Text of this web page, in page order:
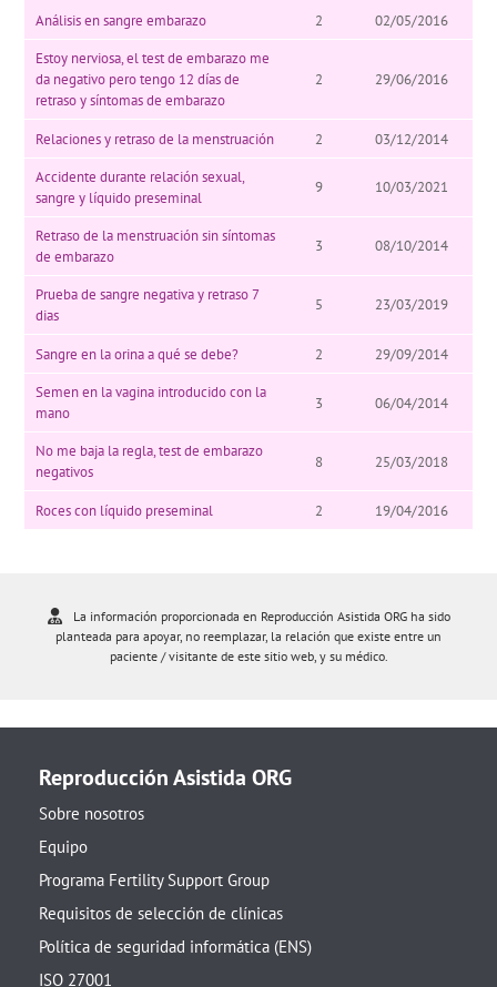
Análisis en sangre embarazo 2
02/05/2016
Estoy nerviosa, el test de embarazo me
da negativo pero tengo 12 días de
retraso y síntomas de embarazo
2 29/06/2016
Relaciones y retraso de la menstruación 2
03/12/2014
Accidente durante relación sexual,
sangre y líquido preseminal
9 10/03/2021
Retraso de la menstruación sin síntomas
de embarazo
3 08/10/2014
Prueba de sangre negativa y retraso 7
dias
5 23/03/2019
Sangre en la orina a qué se debe? 2
29/09/2014
Semen en la vagina introducido con la
mano
3 06/04/2014
No me baja la regla, test de embarazo
negativos
8 25/03/2018
Roces con líquido preseminal 2 19/04/2016
La información proporcionada en Reproducción Asistida ORG ha sido
planteada para apoyar, no reemplazar, la relación que existe entre un
paciente / visitante de este sitio web, y su médico.
Reproducción Asistida ORG
Sobre nosotros
Equipo
Programa Fertility Support Group
Requisitos de selección de clínicas
Política de seguridad informática (ENS)
ISO 27001